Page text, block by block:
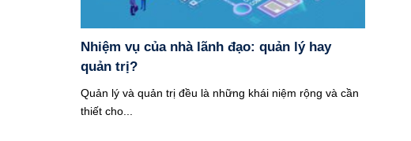
Nhiệm vụ của nhà lãnh đạo: quản lý hay
quản trị?
Quản lý và quản trị đều là những khái niệm rộng và cần
thiết cho...